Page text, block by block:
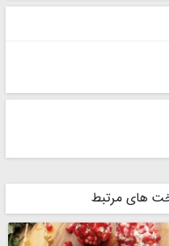
آرزو...
های مرتبط